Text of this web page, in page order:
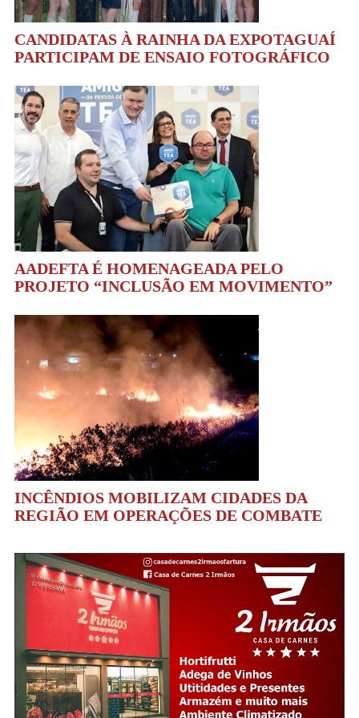
CANDIDATAS À RAINHA DA EXPOTAGUAÍ
PARTICIPAM DE ENSAIO FOTOGRÁFICO
AADEFTA É HOMENAGEADA PELO
PROJETO “INCLUSÃO EM MOVIMENTO”
INCÊNDIOS MOBILIZAM CIDADES DA
REGIÃO EM OPERAÇÕES DE COMBATE